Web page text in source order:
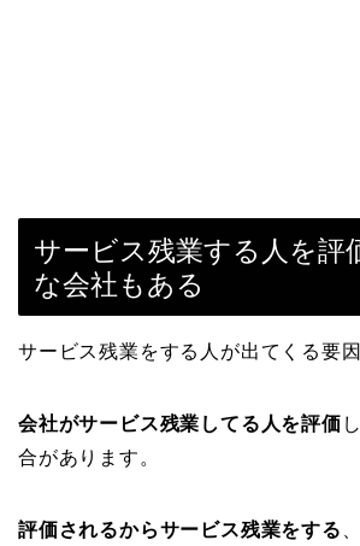
サービス残業する人を評
な会社もある
サービス残業をする人が出てくる要因
会社がサービス残業してる人を評価
合があります。
評価されるからサービス残業をする